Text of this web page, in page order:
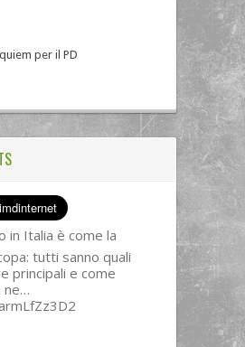
per il PD
in Italia è come la
tutti sanno quali
principali e come
ne…